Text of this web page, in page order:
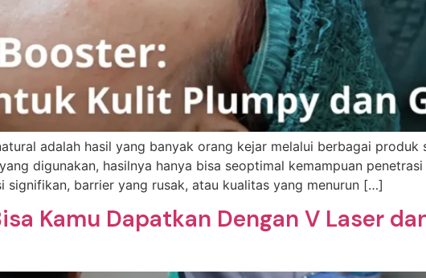
adalah hasil yang banyak orang kejar melalui berbagai produk
digunakan, hasilnya hanya bisa seoptimal kemampuan
signifikan, barrier yang rusak, atau kualitas yang menurun […]
Kamu Dapatkan Dengan V Laser